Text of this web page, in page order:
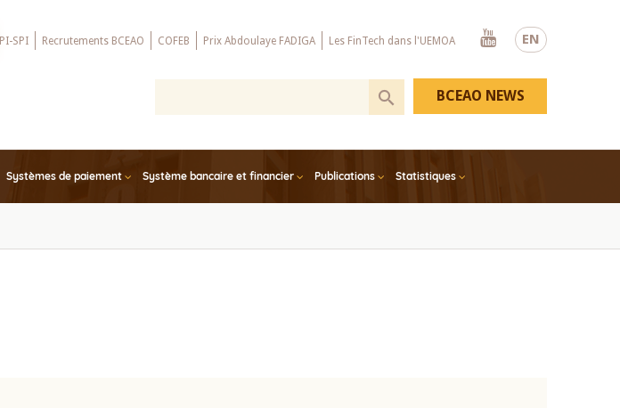
EN
PI-SPI Recrutements BCEAO COFEB Prix Abdoulaye FADIGA Les FinTech dans l'UEMOA
Youtube
Systèmes de paiement Système bancaire et financier Publications Statistiques
BCEAO NEWS